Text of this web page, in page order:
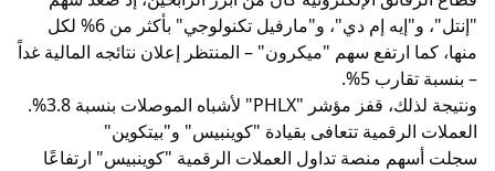
"إنتل"، و"إيه إم دي"، و"مارفيل تكنولوجي" بأكثر من 6% لكل
منها، كما ارتفع سهم "ميكرون" – المنتظر إعلان نتائجه المالية غداً
– بنسبة تقارب 5%.
ونتيجة لذلك، قفز مؤشر "PHLX" لأشباه الموصلات بنسبة 3.8%.
العملات الرقمية تتعافى بقيادة "كوينبيس" و"بيتكوين"
سجلت أسهم منصة تداول العملات الرقمية "كوينبيس" ارتفاعًا